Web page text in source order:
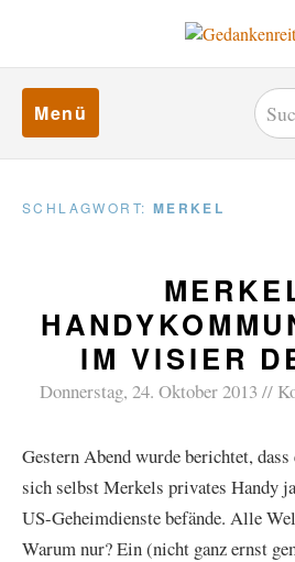
Menü
SCHLAGWORT: MERKEL
IM VISIER
Donnerstag, 24. Oktober 2013
Gestern Abend wurde berichtet, dass
sich selbst Merkels privates Handy
US-Geheimdienste befände. Alle
Warum nur? Ein (nicht ganz ernst